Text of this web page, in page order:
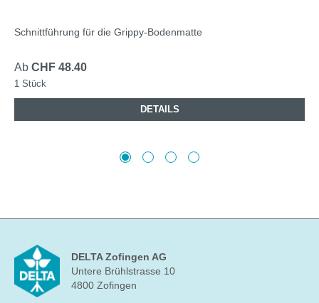
Schnittführung für die Grippy-Bodenmatte
Ab CHF 48.40
1 Stück
DETAILS
DELTA Zofingen AG
Untere Brühlstrasse 10
4800 Zofingen